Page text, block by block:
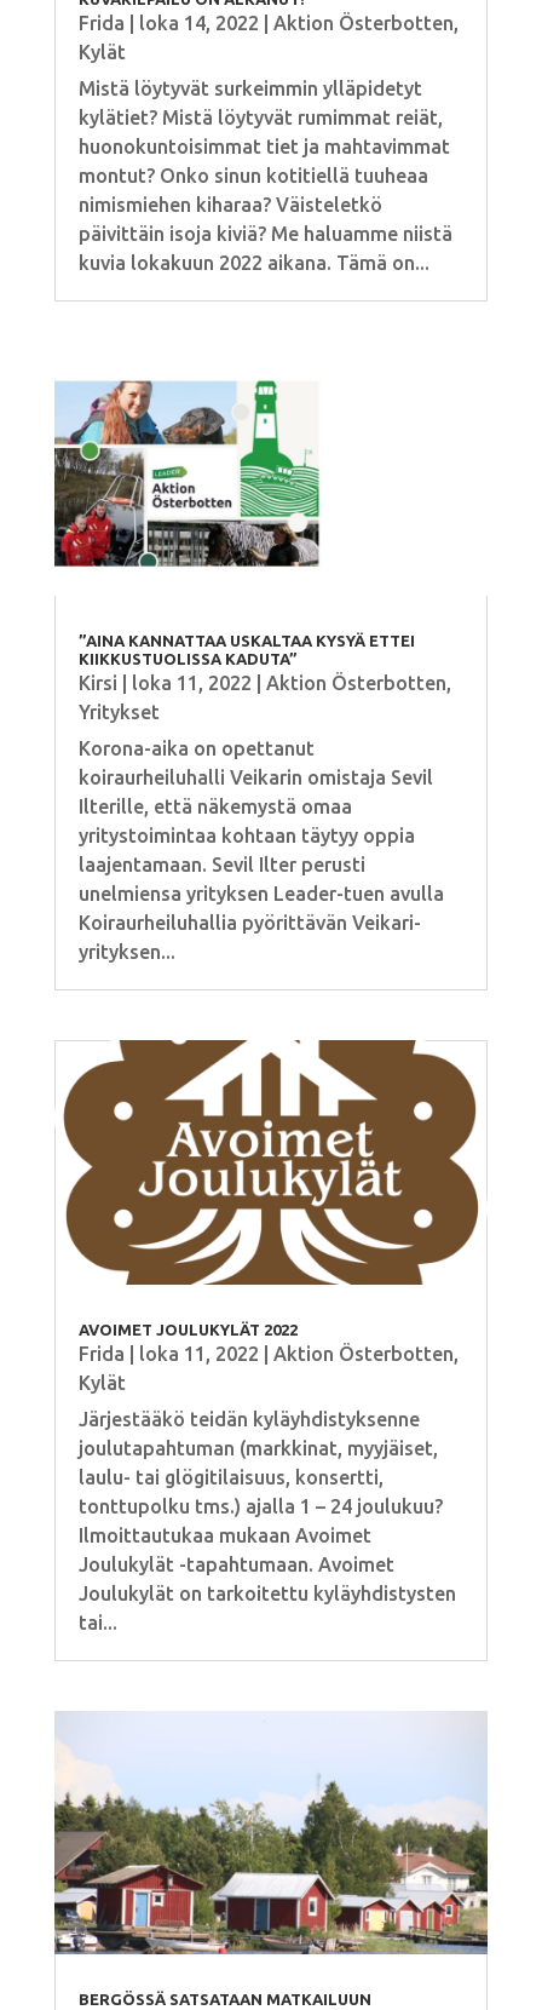
Frida loka 14, 2022 Aktion Österbotten,
Kylät
Mistä löytyvät surkeimmin ylläpidetyt
kylätiet? Mistä löytyvät rumimmat reiät,
huonokuntoisimmat tiet ja mahtavimmat
montut? Onko sinun kotitiellä tuuheaa
nimismiehen kiharaa? Väisteletkö
päivittäin isoja kiviä? Me haluamme niistä
kuvia lokakuun 2022 aikana. Tämä on...
”AINA KANNATTAA USKALTAA KYSYÄ ETTEI
KIIKKUSTUOLISSA KADUTA”
Kirsi loka 11, 2022 Aktion Österbotten,
Yritykset
Korona-aika on opettanut
koiraurheiluhalli Veikarin omistaja Sevil
Ilterille, että näkemystä omaa
yritystoimintaa kohtaan täytyy oppia
laajentamaan. Sevil Ilter perusti
unelmiensa yrityksen Leader-tuen avulla
Koiraurheiluhallia pyörittävän Veikari-
yrityksen...
AVOIMET JOULUKYLÄT 2022
Frida loka 11, 2022 Aktion Österbotten,
Kylät
Järjestääkö teidän kyläyhdistyksenne
joulutapahtuman (markkinat, myyjäiset,
laulu- tai glögitilaisuus, konsertti,
tonttupolku tms.) ajalla 1 – 24 joulukuu?
Ilmoittautukaa mukaan Avoimet
Joulukylät -tapahtumaan. Avoimet
Joulukylät on tarkoitettu kyläyhdistysten
tai...
BERGÖSSÄ SATSATAAN MATKAILUUN